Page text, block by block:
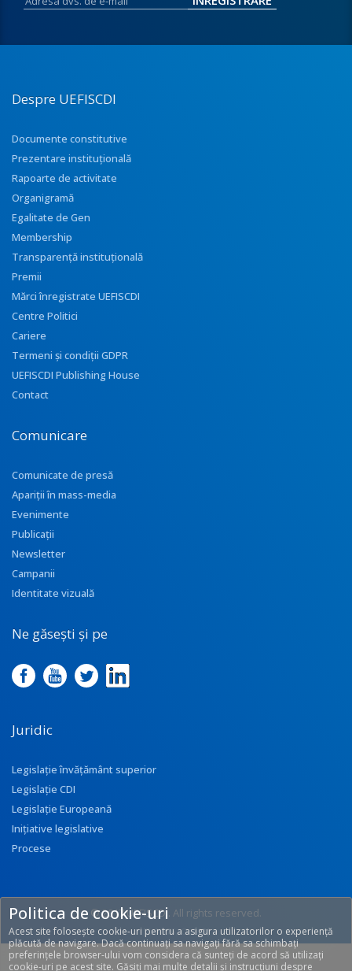
Despre UEFISCDI
Documente constitutive
Prezentare instituţională
Rapoarte de activitate
Organigramă
Egalitate de Gen
Membership
Transparenţă instituţională
Premii
Mărci înregistrate UEFISCDI
Centre Politici
Cariere
Termeni și condiții GDPR
UEFISCDI Publishing House
Contact
Comunicare
Comunicate de presă
Apariţii în mass-media
Evenimente
Publicații
Newsletter
Campanii
Identitate vizuală
Ne găsești și pe
Juridic
Legislație învățământ superior
Legislație CDI
Legislație Europeană
Inițiative legislative
Procese
© 2017 UEFISCDI. All rights reserved.
[T: 0.276, O: 113]
Politica de cookie-uri
Acest site folosește cookie-uri pentru a asigura utilizatorilor o experiență
plăcută de navigare. Dacă continuați sa navigați fără sa schimbați
preferințele browser-ului vom considera că sunteți de acord să utilizați
cookie-uri pe acest site. Găsiți mai multe detalii și instrucțiuni despre